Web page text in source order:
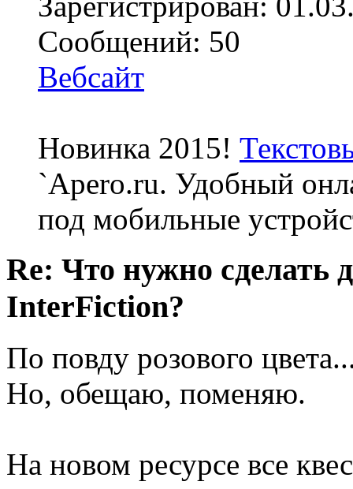
Сообщений: 50
Вебсайт
Новинка 2015!
`Apero.ru. Удобный
под мобильные
Re: Что нужно сделать
InterFiction?
По повду розового
Но, обещаю, поменяю.
На новом ресурсе все